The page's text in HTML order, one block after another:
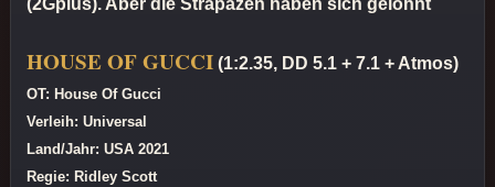
(2Gplus). Aber die Strapazen haben sich gelohnt
HOUSE OF GUCCI (1:2.35, DD 5.1 + 7.1 + Atmos)
OT: House Of Gucci
Verleih: Universal
Land/Jahr: USA 2021
Regie: Ridley Scott